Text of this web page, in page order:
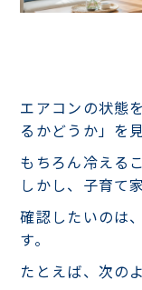
エアコンの状態
るかどうか」を見
もちろん冷える
しかし、子育て
確認したいのは
す。
たとえば、次の